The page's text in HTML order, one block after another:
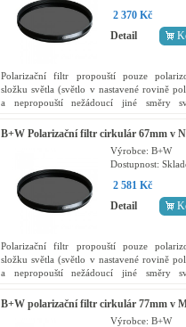
2 370 Kč
Detail
Polarizační filtr propouští pouze
složku světla (světlo v nastavené rovině
a nepropouští nežádoucí jiné směry
filr přední...
B+W Polarizační filtr cirkulár 67mm v
Výrobce: B+W
Dostupnost:
2 581 Kč
Detail
Polarizační filtr propouští pouze
složku světla (světlo v nastavené rovině
a nepropouští nežádoucí jiné směry
filr přední...
B+W polarizační filtr cirkulár 77mm v
Výrobce: B+W